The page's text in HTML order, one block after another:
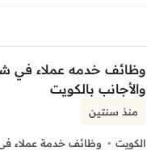
وظائف خدمه عملاء في
والأجانب بالكويت
منذ سنتين
الكويت وظائف خدمة عملاء